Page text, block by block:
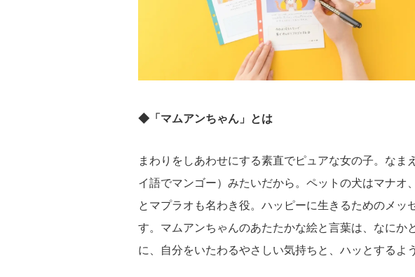
◆「マムアンちゃん」とは
まわりをしあわせにする素直でピュアな女の子。なま
イ語でマンゴー）みたいだから。ペットの犬はマナオ
とマプラオも名わき役。ハッピーに生きるためのメッ
す。マムアンちゃんのあたたかな絵と言葉は、なにか
に、自分をいたわるやさしい気持ちと、ハッとするよ